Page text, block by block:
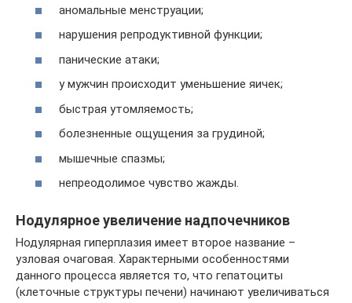
аномальные менструации;
нарушения репродуктивной функции;
панические атаки;
у мужчин происходит уменьшение яичек;
быстрая утомляемость;
болезненные ощущения за грудиной;
мышечные спазмы;
непреодолимое чувство жажды.
Нодулярное увеличение надпочечников
Нодулярная гиперплазия имеет второе название –
узловая очаговая. Характерными особенностями
данного процесса является то, что гепатоциты
(клеточные структуры печени) начинают увеличиваться